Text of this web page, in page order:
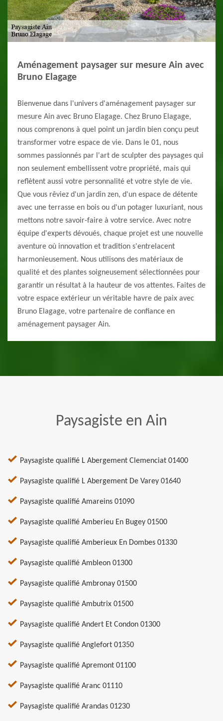
Aménagement paysager sur mesure Ain avec
Bruno Elagage
Bienvenue dans l'univers d'aménagement paysager sur
mesure Ain avec Bruno Elagage. Chez Bruno Elagage,
nous comprenons à quel point un jardin bien conçu peut
transformer votre espace de vie. Dans le 01, nous
sommes passionnés par l'art de sculpter des paysages qui
non seulement embellissent votre propriété, mais qui
reflètent aussi votre personnalité et votre style de vie.
Que vous rêviez d'un jardin zen, d'un espace de détente
avec une terrasse en bois ou d'un potager luxuriant, nous
mettons notre savoir-faire à votre service. Avec notre
équipe d'experts dévoués, chaque projet est une nouvelle
aventure où innovation et tradition s'entrelacent
harmonieusement. Nous utilisons des matériaux de
qualité et des plantes soigneusement sélectionnées pour
garantir un résultat à la hauteur de vos attentes. Faites de
votre espace extérieur un véritable havre de paix avec
Bruno Elagage, votre partenaire de confiance en
aménagement paysager Ain.
Paysagiste en Ain
Paysagiste qualifié L Abergement Clemenciat 01400
Paysagiste qualifié L Abergement De Varey 01640
Paysagiste qualifié Amareins 01090
Paysagiste qualifié Amberieu En Bugey 01500
Paysagiste qualifié Amberieux En Dombes 01330
Paysagiste qualifié Ambleon 01300
Paysagiste qualifié Ambronay 01500
Paysagiste qualifié Ambutrix 01500
Paysagiste qualifié Andert Et Condon 01300
Paysagiste qualifié Anglefort 01350
Paysagiste qualifié Apremont 01100
Paysagiste qualifié Aranc 01110
Paysagiste qualifié Arandas 01230